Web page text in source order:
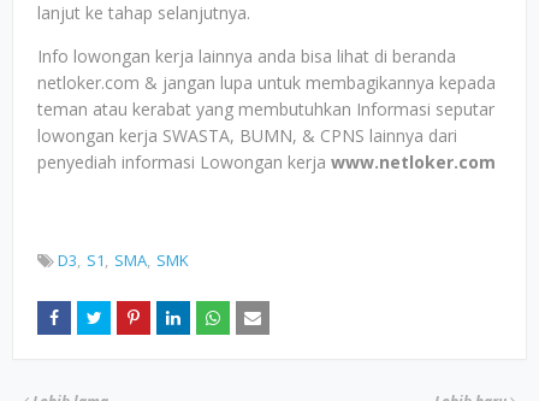
lanjut ke tahap selanjutnya.
Info lowongan kerja lainnya anda bisa lihat di beranda
netloker.com & jangan lupa untuk membagikannya kepada
teman atau kerabat yang membutuhkan Informasi seputar
lowongan kerja SWASTA, BUMN, & CPNS lainnya dari
penyediah informasi Lowongan kerja www.netloker.com
D3 S1 SMA SMK